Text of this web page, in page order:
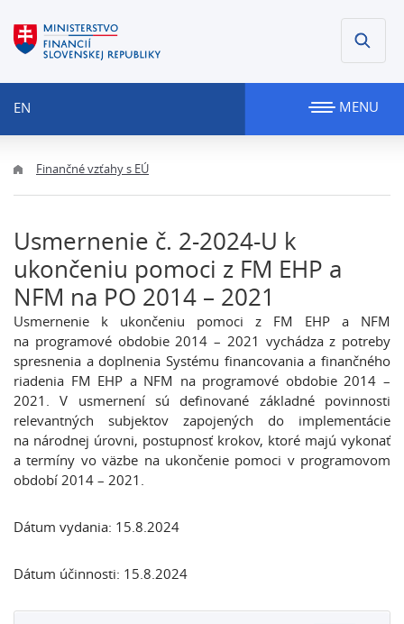
EN MENU
Finančné vzťahy s EÚ
Usmernenie č. 2-2024-U k
ukončeniu pomoci z FM EHP a
NFM na PO 2014 – 2021
Usmernenie k ukončeniu pomoci z FM EHP a NFM
na programové obdobie 2014 – 2021 vychádza z potreby
spresnenia a doplnenia Systému financovania a finančného
riadenia FM EHP a NFM na programové obdobie 2014 –
2021. V usmernení sú definované základné povinnosti
relevantných subjektov zapojených do implementácie
na národnej úrovni, postupnosť krokov, ktoré majú vykonať
a termíny vo väzbe na ukončenie pomoci v programovom
období 2014 – 2021.
Dátum vydania: 15.8.2024
Dátum účinnosti: 15.8.2024